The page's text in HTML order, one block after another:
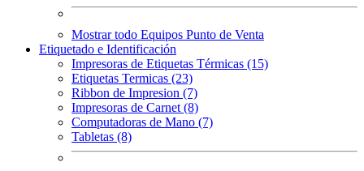
Mostrar todo Equipos Punto de Venta
Etiquetado e Identificación
Impresoras de Etiquetas Térmicas (15)
Etiquetas Termicas (23)
Ribbon de Impresion (7)
Impresoras de Carnet (8)
Computadoras de Mano (7)
Tabletas (8)